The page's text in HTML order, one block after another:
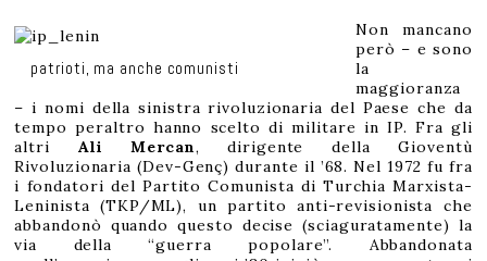
patrioti, ma anche comunisti
Non mancano
però – e sono
la
maggioranza
– i nomi della sinistra rivoluzionaria del Paese che da
tempo peraltro hanno scelto di militare in IP. Fra gli
altri Ali Mercan, dirigente della Gioventù
Rivoluzionaria (Dev-Genç) durante il ’68. Nel 1972 fu fra
i fondatori del Partito Comunista di Turchia Marxista-
Leninista (TKP/ML), un partito anti-revisionista che
abbandonò quando questo decise (sciaguratamente) la
via della “guerra popolare”. Abbandonata